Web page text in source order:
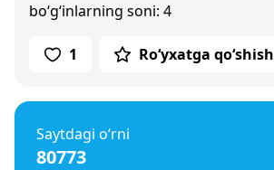
bo‘g‘inlarning soni: 4
1 Ro‘yxatga qo‘shish
Saytdagi o‘rni
80773